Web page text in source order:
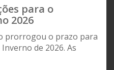
para o
2026
prorrogou o prazo para
de 2026. As